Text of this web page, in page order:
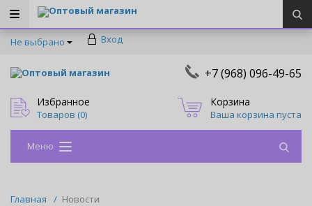
Оптовый магазин
Не выбрано Вход
Оптовый магазин +7 (968) 096-49-65
Избранное
Товаров (0)
Корзина
Ваша корзина пуста
Меню
Главная / Новости